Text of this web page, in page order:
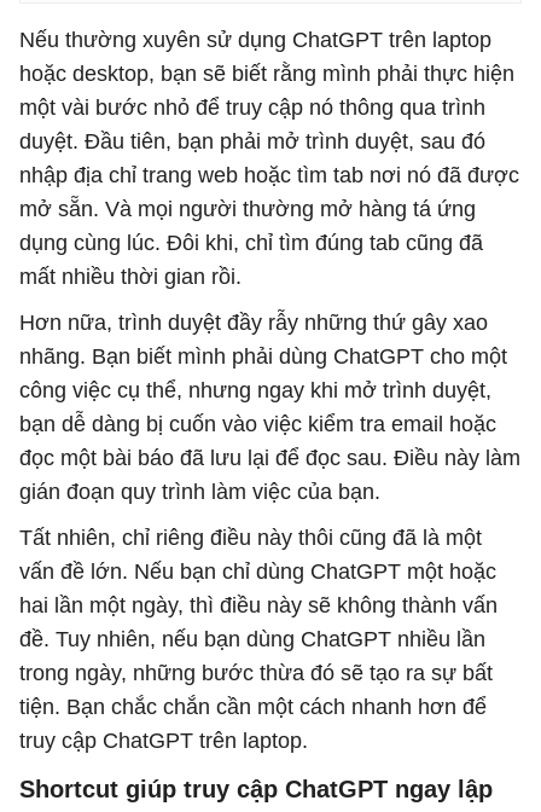
Nếu thường xuyên sử dụng ChatGPT trên laptop
hoặc desktop, bạn sẽ biết rằng mình phải thực hiện
một vài bước nhỏ để truy cập nó thông qua trình
duyệt. Đầu tiên, bạn phải mở trình duyệt, sau đó
nhập địa chỉ trang web hoặc tìm tab nơi nó đã được
mở sẵn. Và mọi người thường mở hàng tá ứng
dụng cùng lúc. Đôi khi, chỉ tìm đúng tab cũng đã
mất nhiều thời gian rồi.
Hơn nữa, trình duyệt đầy rẫy những thứ gây xao
nhãng. Bạn biết mình phải dùng ChatGPT cho một
công việc cụ thể, nhưng ngay khi mở trình duyệt,
bạn dễ dàng bị cuốn vào việc kiểm tra email hoặc
đọc một bài báo đã lưu lại để đọc sau. Điều này làm
gián đoạn quy trình làm việc của bạn.
Tất nhiên, chỉ riêng điều này thôi cũng đã là một
vấn đề lớn. Nếu bạn chỉ dùng ChatGPT một hoặc
hai lần một ngày, thì điều này sẽ không thành vấn
đề. Tuy nhiên, nếu bạn dùng ChatGPT nhiều lần
trong ngày, những bước thừa đó sẽ tạo ra sự bất
tiện. Bạn chắc chắn cần một cách nhanh hơn để
truy cập ChatGPT trên laptop.
Shortcut giúp truy cập ChatGPT ngay lập